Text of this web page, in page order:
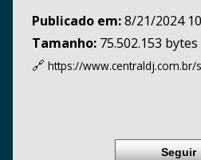
Publicado em:8/21/2024
Tamanho: 75.502.153
🔗 https://www.centraldj.com.br/
Seguir